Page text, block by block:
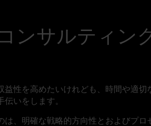
ンサルティン
益性を高めたいけれども、時間や適
いをします。
、 明確な戦略的方向性と およびプロ